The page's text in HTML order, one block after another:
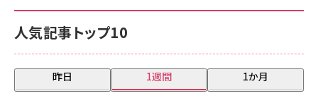
人気記事トップ10
昨日 1週間 1か月